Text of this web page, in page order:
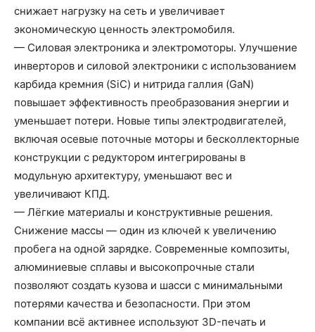
снижает нагрузку на сеть и увеличивает
экономическую ценность электромобиля.
— Силовая электроника и электромоторы. Улучшение
инверторов и силовой электроники с использованием
карбида кремния (SiC) и нитрида галлия (GaN)
повышает эффективность преобразования энергии и
уменьшает потери. Новые типы электродвигателей,
включая осевые поточные моторы и бесколлекторные
конструкции с редуктором интегрированы в
модульную архитектуру, уменьшают вес и
увеличивают КПД.
— Лёгкие материалы и конструктивные решения.
Снижение массы — один из ключей к увеличению
пробега на одной зарядке. Современные композиты,
алюминиевые сплавы и высокопрочные стали
позволяют создать кузова и шасси с минимальными
потерями качества и безопасности. При этом
компании всё активнее используют 3D-печать и